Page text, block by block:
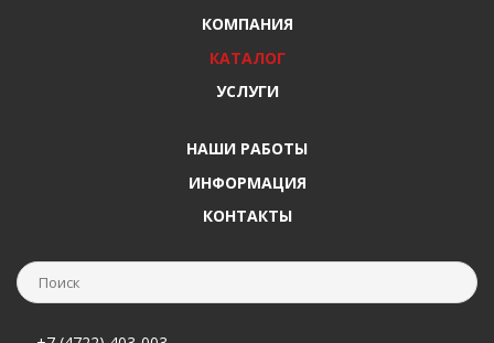
КОМПАНИЯ
КАТАЛОГ
УСЛУГИ
НАШИ РАБОТЫ
ИНФОРМАЦИЯ
КОНТАКТЫ